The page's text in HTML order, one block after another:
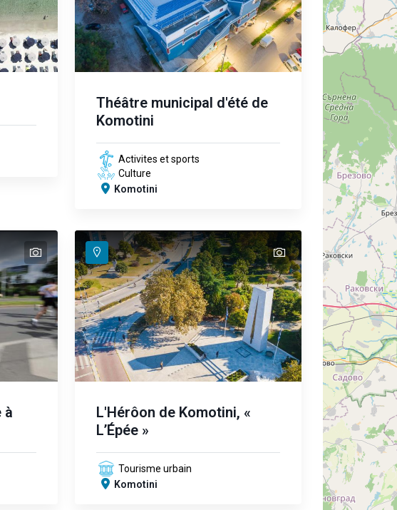
Théâtre municipal d'été de
Komotini
Activites et sports
Culture
Komotini
text
à
text
L'Hérôon de Komotini, «
L’Épée »
Tourisme urbain
Komotini